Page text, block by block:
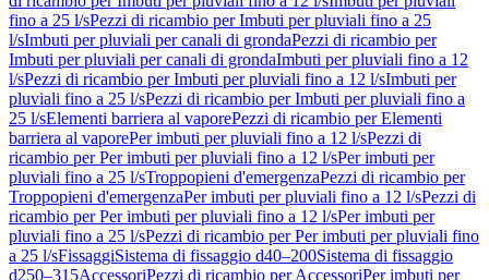
fino a 25 l/sPezzi di ricambio per Imbuti per pluviali fino a 25
l/sImbuti per pluviali per canali di grondaPezzi di ricambio per
Imbuti per pluviali per canali di grondaImbuti per pluviali fino a 12
l/sPezzi di ricambio per Imbuti per pluviali fino a 12 l/sImbuti per
pluviali fino a 25 l/sPezzi di ricambio per Imbuti per pluviali fino a
25 l/sElementi barriera al vaporePezzi di ricambio per Elementi
barriera al vaporePer imbuti per pluviali fino a 12 l/sPezzi di
ricambio per Per imbuti per pluviali fino a 12 l/sPer imbuti per
pluviali fino a 25 l/sTroppopieni d'emergenzaPezzi di ricambio per
Troppopieni d'emergenzaPer imbuti per pluviali fino a 12 l/sPezzi di
ricambio per Per imbuti per pluviali fino a 12 l/sPer imbuti per
pluviali fino a 25 l/sPezzi di ricambio per Per imbuti per pluviali fino
a 25 l/sFissaggiSistema di fissaggio d40–200Sistema di fissaggio
d250–315AccessoriPezzi di ricambio per AccessoriPer imbuti per